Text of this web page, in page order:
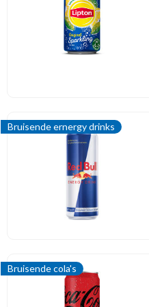
Bruisende ernergy drinks
Bruisende cola's